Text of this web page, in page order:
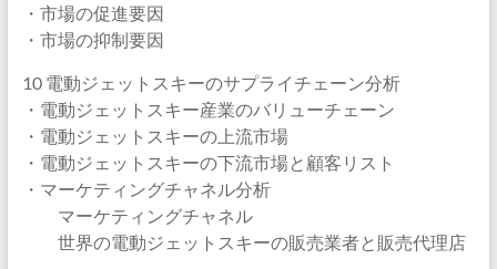
・市場の促進要因
・市場の抑制要因
10 電動ジェットスキーのサプライチェーン分析
・電動ジェットスキー産業のバリューチェーン
・電動ジェットスキーの上流市場
・電動ジェットスキーの下流市場と顧客リスト
・マーケティングチャネル分析
マーケティングチャネル
世界の電動ジェットスキーの販売業者と販売代理店